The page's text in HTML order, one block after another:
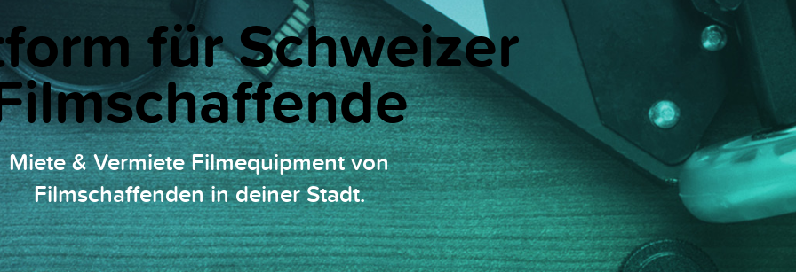
für Schweizer
Miete & Vermiete Filmequipment von
Filmschaffenden in deiner Stadt.